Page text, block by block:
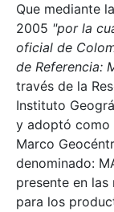
Que mediante
2005 "por la
oficial de
de Referencia:
través de la
Instituto
y adoptó como
Marco
denominado:
presente en
para los